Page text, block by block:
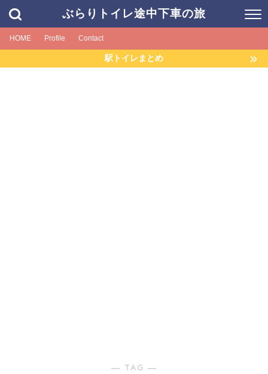
ぶらりトイレ途中下車の旅
HOME Profile Contact
駅トイレまとめ
― TAG ―